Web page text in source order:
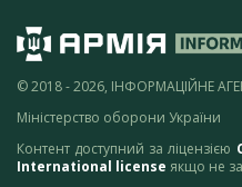
© 2018 - 2026, ІНФОРМАЦІЙНЕ
Міністерство оборони України
Контент доступний за ліцензією
International license якщо не